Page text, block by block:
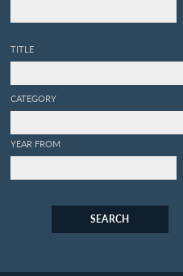
TITLE
CATEGORY
YEAR FROM
SEARCH